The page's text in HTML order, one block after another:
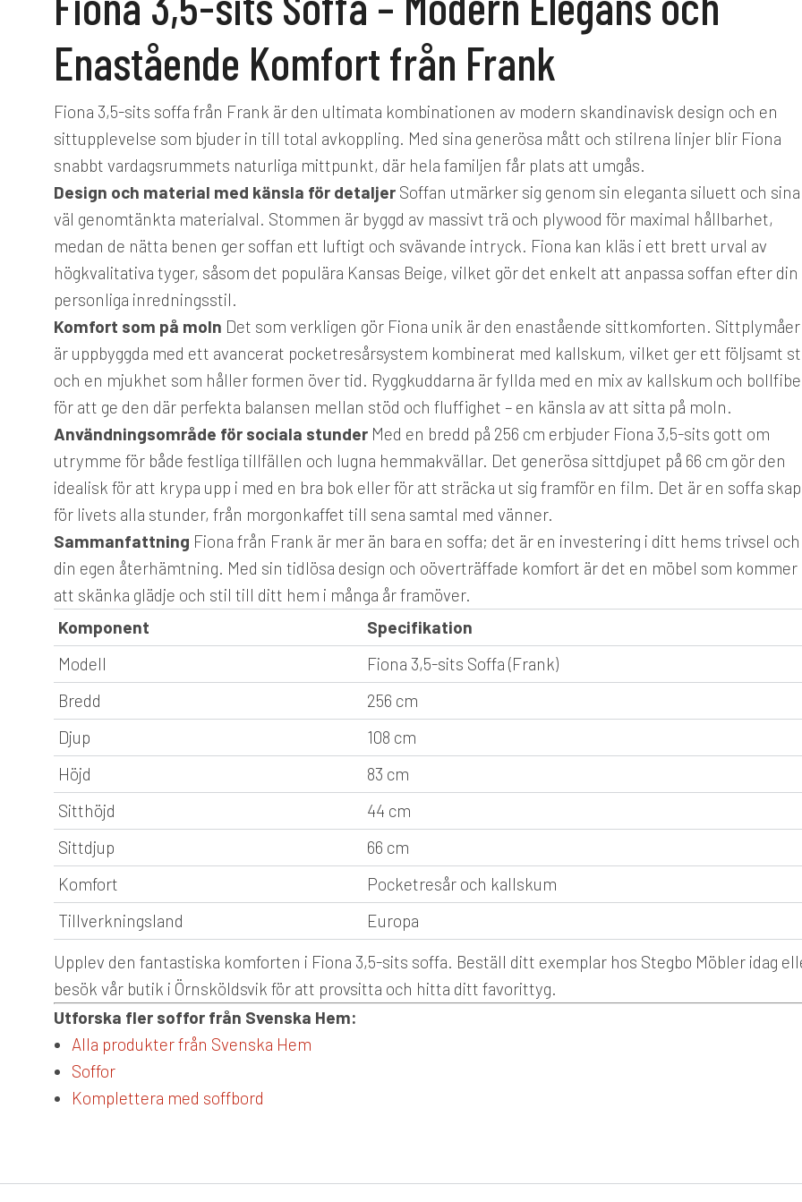
Enastående Komfort från Frank
Fiona 3,5-sits soffa från Frank är den ultimata kombinationen av modern skandinavisk design och en
sittupplevelse som bjuder in till total avkoppling. Med sina generösa mått och stilrena linjer blir Fiona
snabbt vardagsrummets naturliga mittpunkt, där hela familjen får plats att umgås.
Design och material med känsla för detaljer Soffan utmärker sig genom sin eleganta siluett och sina
väl genomtänkta materialval. Stommen är byggd av massivt trä och plywood för maximal hållbarhet,
medan de nätta benen ger soffan ett luftigt och svävande intryck. Fiona kan kläs i ett brett urval av
högkvalitativa tyger, såsom det populära Kansas Beige, vilket gör det enkelt att anpassa soffan efter din
personliga inredningsstil.
Komfort som på moln Det som verkligen gör Fiona unik är den enastående sittkomforten.
är uppbyggda med ett avancerat pocketresårsystem kombinerat med kallskum, vilket ger ett följsamt
och en mjukhet som håller formen över tid. Ryggkuddarna är fyllda med en mix av kallskum och
för att ge den där perfekta balansen mellan stöd och fluffighet – en känsla av att sitta på moln.
Användningsområde för sociala stunder Med en bredd på 256 cm erbjuder Fiona 3,5-sits gott om
utrymme för både festliga tillfällen och lugna hemmakvällar. Det generösa sittdjupet på 66 cm gör den
idealisk för att krypa upp i med en bra bok eller för att sträcka ut sig framför en film. Det är en soffa
för livets alla stunder, från morgonkaffet till sena samtal med vänner.
Sammanfattning Fiona från Frank är mer än bara en soffa; det är en investering i ditt hems trivsel och
din egen återhämtning. Med sin tidlösa design och oöverträffade komfort är det en möbel som kommer
att skänka glädje och stil till ditt hem i många år framöver.
Komponent
Specifikation
Modell
Fiona 3,5-sits Soffa (Frank)
Bredd
256 cm
Djup
108 cm
Höjd
83 cm
Sitthöjd
44 cm
Sittdjup
66 cm
Komfort
Pocketresår och kallskum
Tillverkningsland
Europa
Upplev den fantastiska komforten i Fiona 3,5-sits soffa. Beställ ditt exemplar hos Stegbo Möbler idag
besök vår butik i Örnsköldsvik för att provsitta och hitta ditt favorittyg.
Utforska fler soffor från Svenska Hem:
Alla produkter från Svenska Hem
Soffor
Komplettera med soffbord